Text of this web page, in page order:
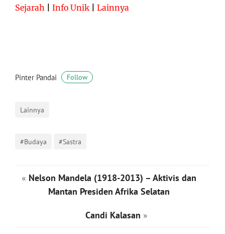
Sejarah
Info Unik Lainnya
Pinter Pandai Follow
Lainnya
#Budaya #Sastra
« Nelson Mandela (1918-2013) – Aktivis dan
Mantan Presiden Afrika Selatan
Candi Kalasan »